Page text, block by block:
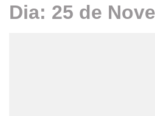
Dia: 25 de